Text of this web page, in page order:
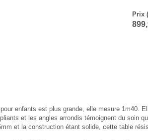
Prix
enfants est plus grande, elle mesure
et les angles arrondis témoignent du soin
et la construction étant solide, cette table